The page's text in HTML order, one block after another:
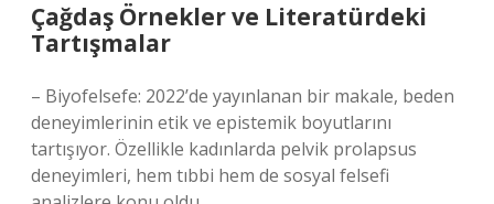
Çağdaş Örnekler ve Literatürdeki
Tartışmalar
– Biyofelsefe: 2022’de yayınlanan bir makale, beden
deneyimlerinin etik ve epistemik boyutlarını
tartışıyor. Özellikle kadınlarda pelvik prolapsus
deneyimleri, hem tıbbi hem de sosyal felsefi